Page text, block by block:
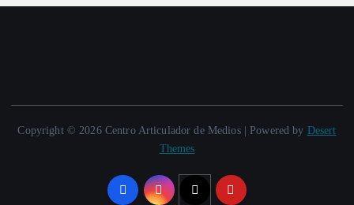
Copyright © 2026 Centro Articulador de Medios | Powered by Desert
Themes